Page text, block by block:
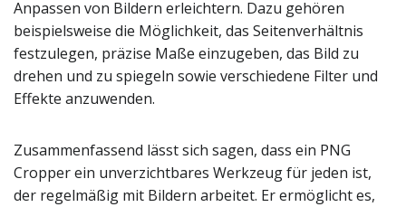
Anpassen von Bildern erleichtern. Dazu gehören
beispielsweise die Möglichkeit, das Seitenverhältnis
festzulegen, präzise Maße einzugeben, das Bild zu
drehen und zu spiegeln sowie verschiedene Filter und
Effekte anzuwenden.
Zusammenfassend lässt sich sagen, dass ein PNG
Cropper ein unverzichtbares Werkzeug für jeden ist,
der regelmäßig mit Bildern arbeitet. Er ermöglicht es,